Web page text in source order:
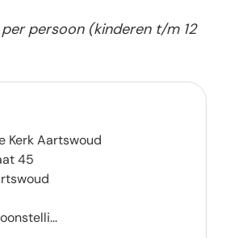
persoon (kinderen t/m 12
Kerk Aartswoud
45